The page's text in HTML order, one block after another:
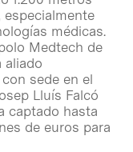
médicas.
Medtech de
aliado
sede en el
Lluís Falcó
captado hasta
de euros para